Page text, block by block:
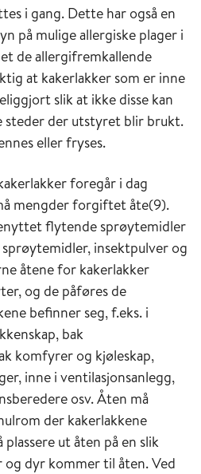
i gang. Dette har også en
på mulige allergiske plager i
de allergifremkallende
at kakerlakker som er inne
slik at ikke disse kan
steder der utstyret blir brukt.
eller fryses.
foregår i dag
mengder forgiftet åte(9).
flytende sprøytemidler
insektpulver og
åtene for kakerlakker
og de påføres de
befinner seg, f.eks. i
bak
komfyrer og kjøleskap,
inne i ventilasjonsanlegg,
osv. Åten må
der kakerlakkene
ut åten på en slik
og dyr kommer til åten. Ved